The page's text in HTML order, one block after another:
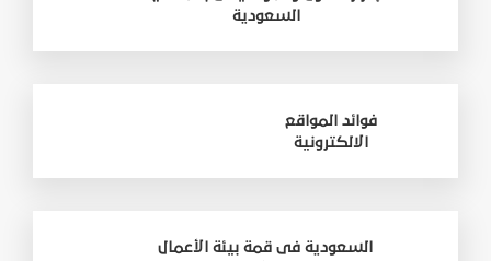
السعودية
فوائد المواقع
الالكترونية
السعودية فى قمة بيئة الأعمال